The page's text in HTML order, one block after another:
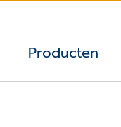
Producten